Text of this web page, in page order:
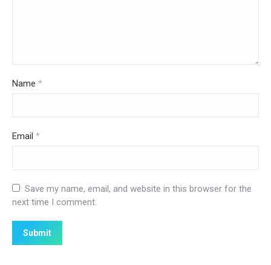
Name *
Email *
Save my name, email, and website in this browser for the
next time I comment.